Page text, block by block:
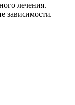
лечения.
зависимости.